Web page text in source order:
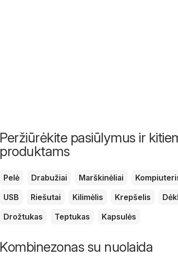
Peržiūrėkite pasiūlymus ir
produktams
Pelė Drabužiai Marškinėliai
USB
Riešutai Kilimėlis Krepšelis
Drožtukas
Teptukas Kapsulės
Kombinezonas su nuolaida